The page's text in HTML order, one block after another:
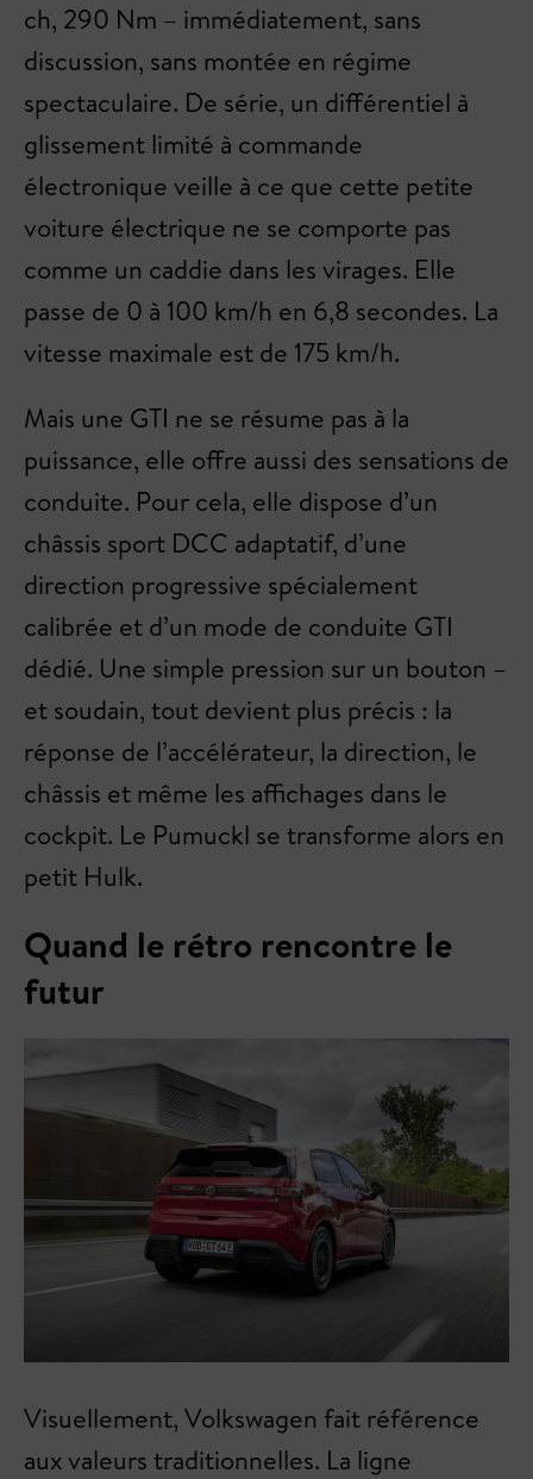
ch, 290 Nm – immédiatement, sans
discussion, sans montée en régime
spectaculaire. De série, un différentiel à
glissement limité à commande
électronique veille à ce que cette petite
voiture électrique ne se comporte pas
comme un caddie dans les virages. Elle
passe de 0 à 100 km/h en 6,8 secondes. La
vitesse maximale est de 175 km/h.
Mais une GTI ne se résume pas à la
puissance, elle offre aussi des sensations de
conduite. Pour cela, elle dispose d’un
châssis sport DCC adaptatif, d’une
direction progressive spécialement
calibrée et d’un mode de conduite GTI
dédié. Une simple pression sur un bouton –
et soudain, tout devient plus précis : la
réponse de l’accélérateur, la direction, le
châssis et même les affichages dans le
cockpit. Le Pumuckl se transforme alors en
petit Hulk.
Quand le rétro rencontre le
futur
Visuellement, Volkswagen fait référence
aux valeurs traditionnelles. La ligne